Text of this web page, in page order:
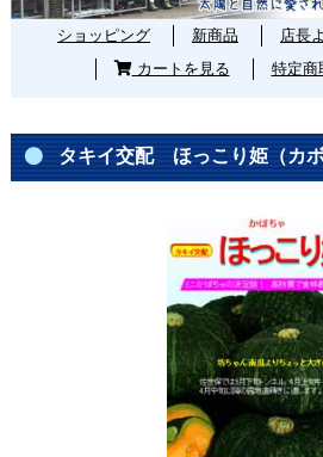
ショッピング 新商品 店長
カートを見る
特定商
タキイ交配 ほっこり姫（カボ